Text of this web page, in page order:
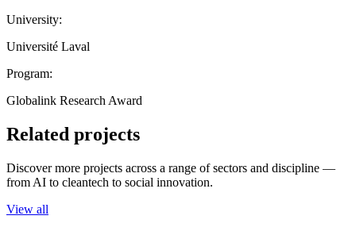
University:
Université Laval
Program:
Globalink Research Award
Related projects
Discover more projects across a range of sectors and discipline —
from AI to cleantech to social innovation.
View all